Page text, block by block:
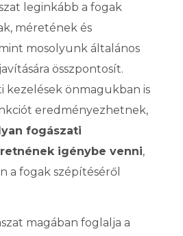
leginkább a fogak
méretének és
mosolyunk általános
összpontosít.
kezelések önmagukban is
eredményezhetnek,
fogászati
igénybe venni,
a fogak szépítéséről
magában foglalja a